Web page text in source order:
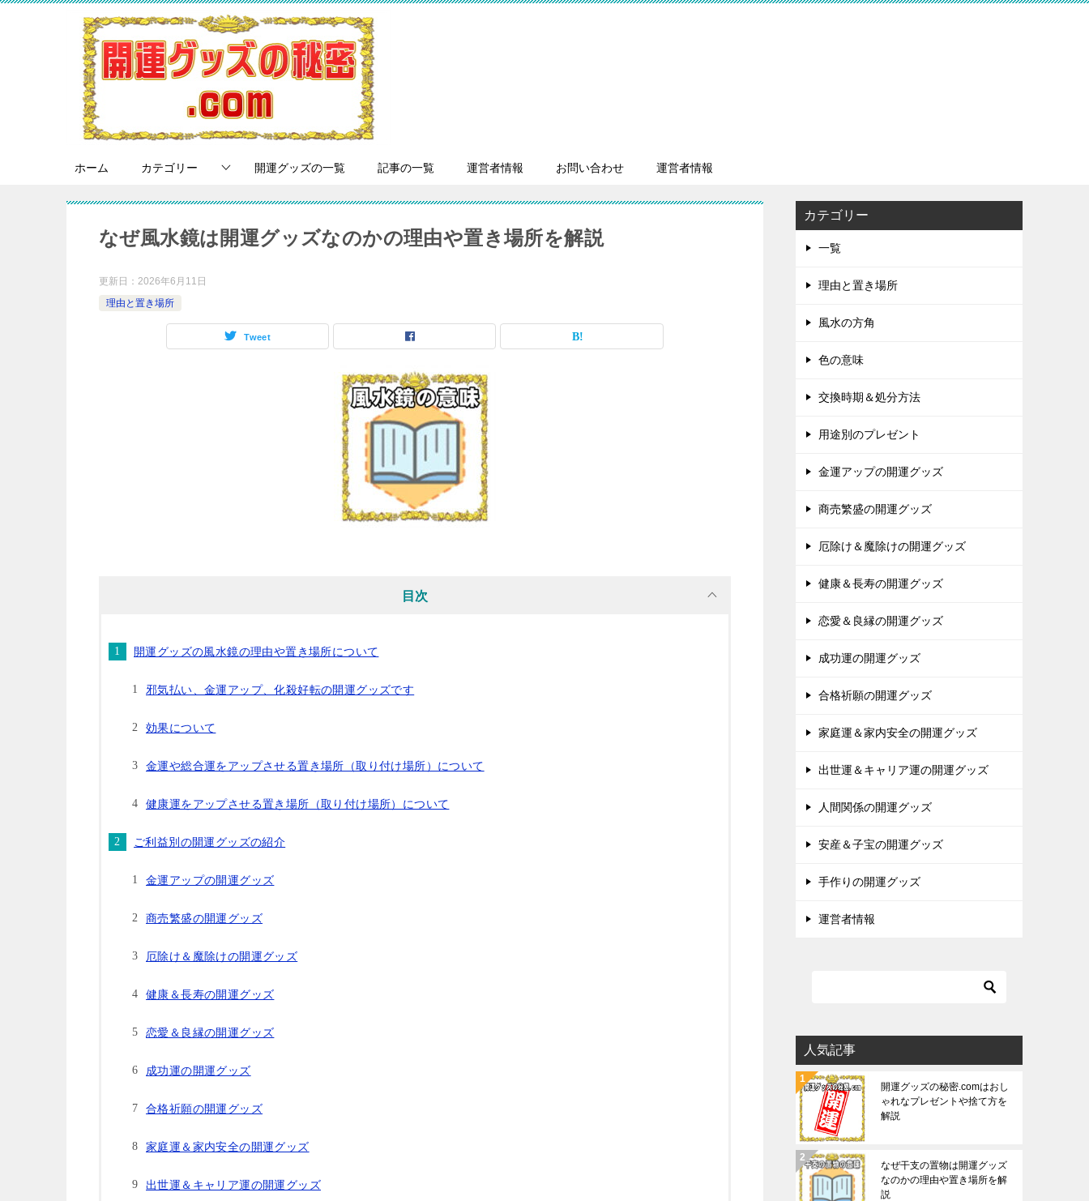
ホーム カテゴリー 開運グッズの一覧 記事の一覧 運営者情報 お問い合わせ 運営者情報
なぜ風水鏡は開運グッズなのかの理由や置き場所を解説
更新日： 2026年6月11日
理由と置き場所
Tweet
目次
開運グッズの風水鏡の理由や置き場所について
邪気払い、金運アップ、化殺好転の開運グッズです
効果について
金運や総合運をアップさせる置き場所（取り付け場所）について
健康運をアップさせる置き場所（取り付け場所）について
ご利益別の開運グッズの紹介
金運アップの開運グッズ
商売繁盛の開運グッズ
厄除け＆魔除けの開運グッズ
健康＆長寿の開運グッズ
恋愛＆良縁の開運グッズ
成功運の開運グッズ
合格祈願の開運グッズ
家庭運＆家内安全の開運グッズ
出世運＆キャリア運の開運グッズ
カテゴリー
一覧
理由と置き場所
風水の方角
色の意味
交換時期＆処分方法
用途別のプレゼント
金運アップの開運グッズ
商売繁盛の開運グッズ
厄除け＆魔除けの開運グッズ
健康＆長寿の開運グッズ
恋愛＆良縁の開運グッズ
成功運の開運グッズ
合格祈願の開運グッズ
家庭運＆家内安全の開運グッズ
出世運＆キャリア運の開運グッズ
人間関係の開運グッズ
安産＆子宝の開運グッズ
手作りの開運グッズ
運営者情報
人気記事
開運グッズの秘密.comはおし
ゃれなプレゼントや捨て方を
解説
なぜ干支の置物は開運グッズ
なのかの理由や置き場所を解
説